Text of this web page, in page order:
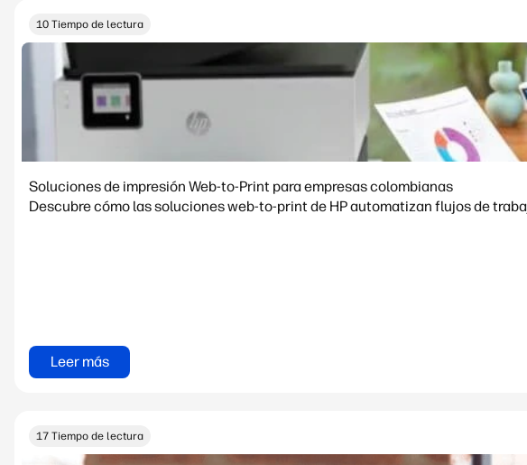
10 Tiempo de lectura
Soluciones de impresión Web-to-Print para empresas colombianas
Descubre cómo las soluciones web-to-print de HP automatizan flujos de
Leer más
17 Tiempo de lectura